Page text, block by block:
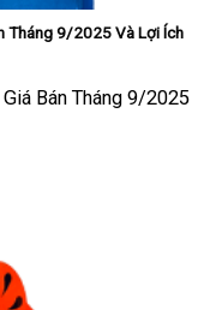
Tháng 9/2025 Và Lợi Ích
Bán Tháng 9/2025